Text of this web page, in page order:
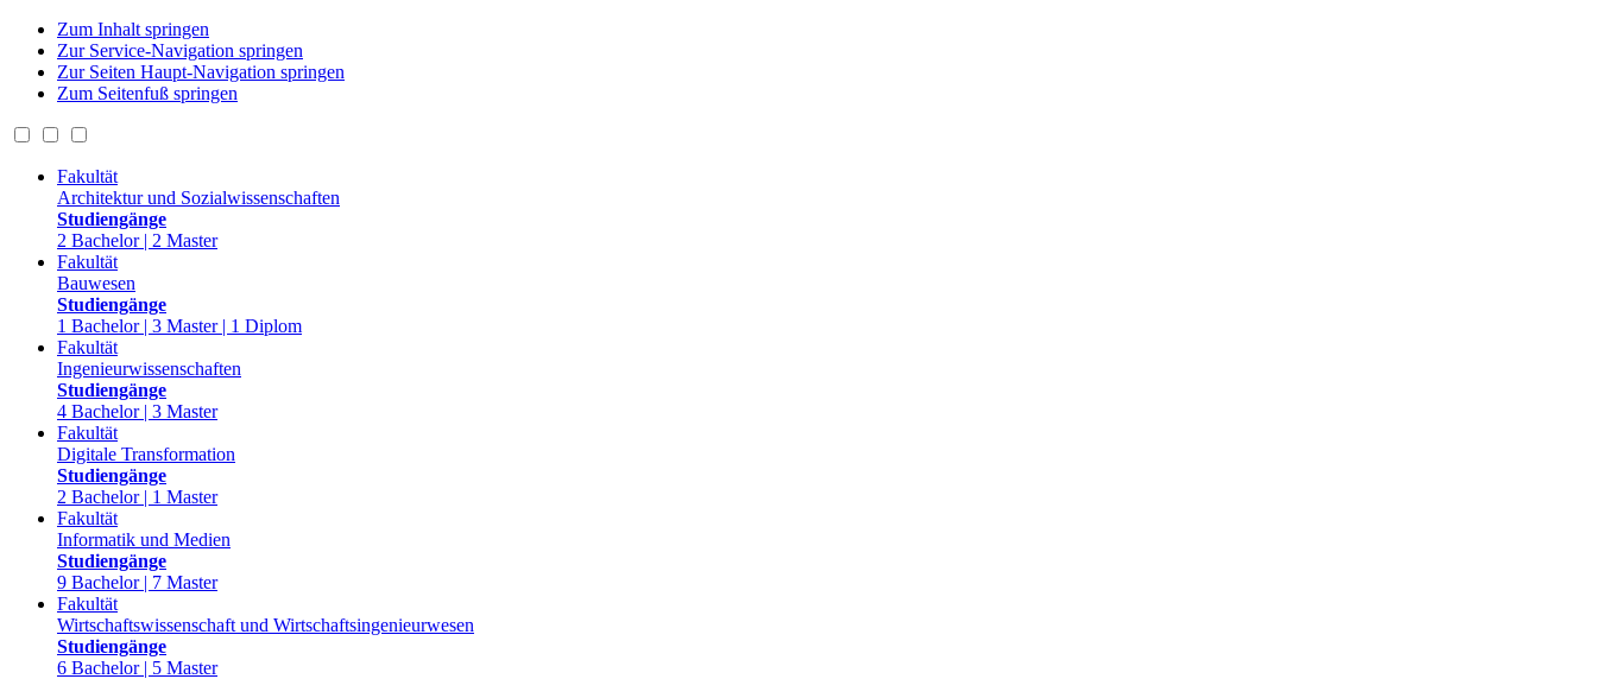
Zum Inhalt springen
Zur Service-Navigation springen
Zur Seiten Haupt-Navigation springen
Zum Seitenfuß springen
Fakultät
Architektur und Sozialwissenschaften
Studiengänge
2 Bachelor | 2 Master
Fakultät
Bauwesen
Studiengänge
1 Bachelor | 3 Master | 1 Diplom
Fakultät
Ingenieurwissenschaften
Studiengänge
4 Bachelor | 3 Master
Fakultät
Digitale Transformation
Studiengänge
2 Bachelor | 1 Master
Fakultät
Informatik und Medien
Studiengänge
9 Bachelor | 7 Master
Fakultät
Wirtschaftswissenschaft und Wirtschaftsingenieurwesen
Studiengänge
6 Bachelor | 5 Master